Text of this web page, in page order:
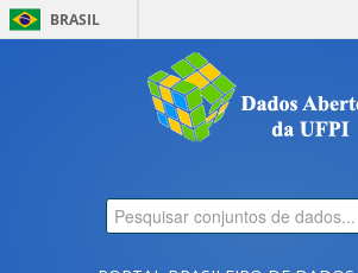
BRASIL